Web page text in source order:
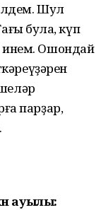
Шул
булһа, күп
инем. Ошондай
парҙар,
ауылы: